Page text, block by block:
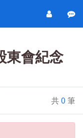
東會紀念
共0 筆